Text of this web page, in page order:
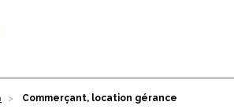
Commerçant, location gérance